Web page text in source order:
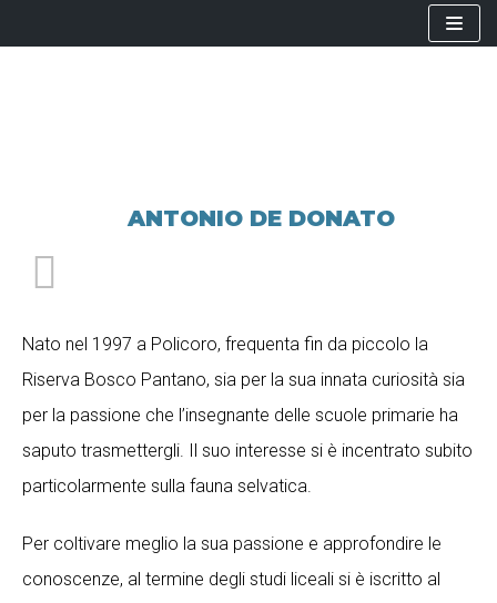
al
ANTONIO DE DONATO
Nato nel 1997 a Policoro, frequenta fin da piccolo la
Riserva Bosco Pantano, sia per la sua innata curiosità sia
per la passione che l’insegnante delle scuole primarie ha
saputo trasmettergli. Il suo interesse si è incentrato subito
particolarmente sulla fauna selvatica.
Per coltivare meglio la sua passione e approfondire le
conoscenze, al termine degli studi liceali si è iscritto al